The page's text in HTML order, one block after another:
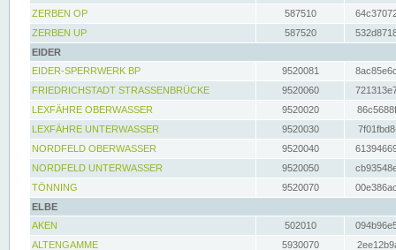
ZERBEN OP
587510
ZERBEN UP
587520
EIDER
EIDER-SPERRWERK BP
9520081
FRIEDRICHSTADT STRASSENBRÜCKE
9520060
LEXFÄHRE OBERWASSER
9520020
LEXFÄHRE UNTERWASSER
9520030
NORDFELD OBERWASSER
9520040
NORDFELD UNTERWASSER
9520050
TÖNNING
9520070
ELBE
AKEN
502010
ALTENGAMME
5930070